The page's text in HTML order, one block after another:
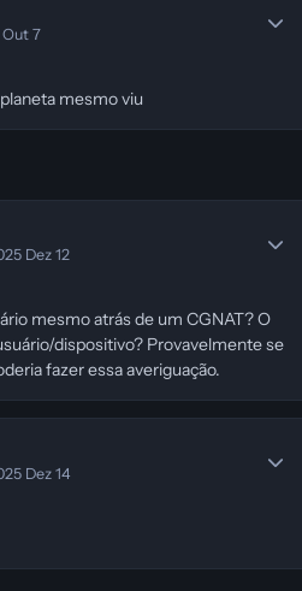
Out 7
mesmo viu
Dez 12
mesmo atrás de um CGNAT? O
dispositivo? Provavelmente se
fazer essa averiguação.
Dez 14